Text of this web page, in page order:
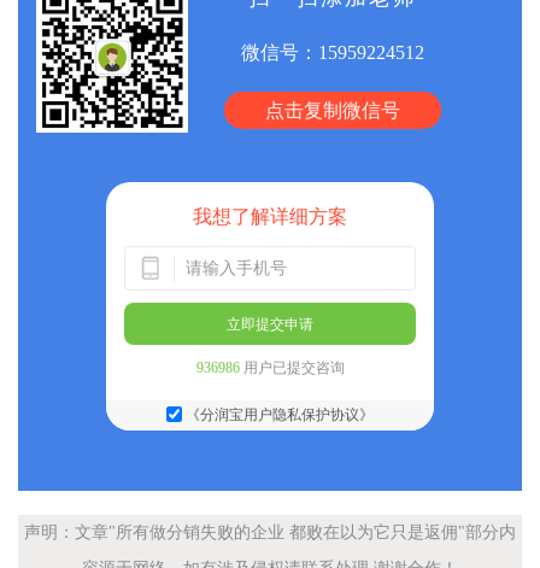
微信号： 15959224512
点击复制微信号
我想了解详细方案
立即提交申请
936986用户已提交咨询
《分润宝用户隐私保护协议》
声明：文章"所有做分销失败的企业 都败在以为它只是返佣"部分内